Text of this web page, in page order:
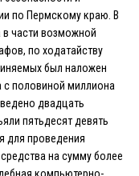
по Пермскому краю. В
в части возможной
по ходатайству
был наложен
половиной миллиона
двадцать
пятьдесят девять
для проведения
на сумму более